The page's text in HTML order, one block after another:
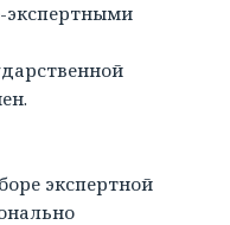
экспертными
экспертной